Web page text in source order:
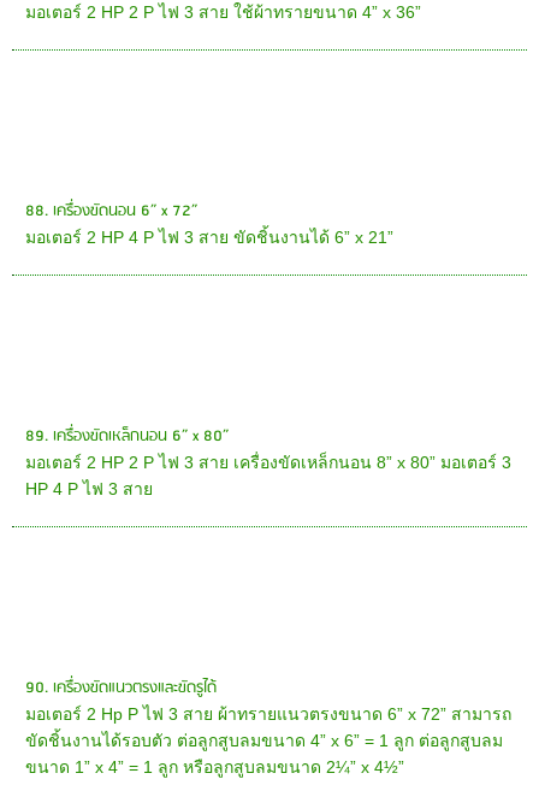
มอเตอร์ 2 HP 2 P ไฟ 3 สาย ใช้ผ้าทรายขนาด 4” x 36”
88. เครื่องขัดนอน 6” x 72”
มอเตอร์ 2 HP 4 P ไฟ 3 สาย ขัดชิ้นงานได้ 6” x 21”
89. เครื่องขัดเหล็กนอน 6” x 80”
มอเตอร์ 2 HP 2 P ไฟ 3 สาย เครื่องขัดเหล็กนอน 8” x 80” มอเตอร์ 3
HP 4 P ไฟ 3 สาย
90. เครื่องขัดแนวตรงและขัดรูได้
มอเตอร์ 2 Hp P ไฟ 3 สาย ผ้าทรายแนวตรงขนาด 6” x 72” สามารถ
ขัดชิ้นงานได้รอบตัว ต่อลูกสูบลมขนาด 4” x 6” = 1 ลูก ต่อลูกสูบลม
ขนาด 1” x 4” = 1 ลูก หรือลูกสูบลมขนาด 2¼” x 4½”